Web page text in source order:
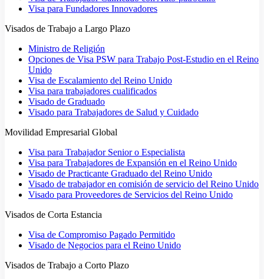
Visa para Fundadores Innovadores
Visados de Trabajo a Largo Plazo
Ministro de Religión
Opciones de Visa PSW para Trabajo Post-Estudio en el Reino
Unido
Visa de Escalamiento del Reino Unido
Visa para trabajadores cualificados
Visado de Graduado
Visado para Trabajadores de Salud y Cuidado
Movilidad Empresarial Global
Visa para Trabajador Senior o Especialista
Visa para Trabajadores de Expansión en el Reino Unido
Visado de Practicante Graduado del Reino Unido
Visado de trabajador en comisión de servicio del Reino Unido
Visado para Proveedores de Servicios del Reino Unido
Visados de Corta Estancia
Visa de Compromiso Pagado Permitido
Visado de Negocios para el Reino Unido
Visados de Trabajo a Corto Plazo